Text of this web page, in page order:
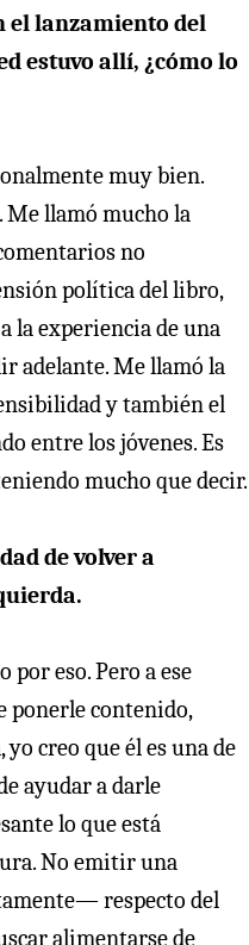
el lanzamiento del
estuvo allí, ¿cómo lo
muy bien.
llamó mucho la
no
política del libro,
la experiencia de una
adelante. Me llamó la
y también el
entre los jóvenes. Es
mucho que decir.
de volver a
por eso. Pero a ese
ponerle contenido,
creo que él es una de
ayudar a darle
lo que está
No emitir una
respecto del
alimentarse de